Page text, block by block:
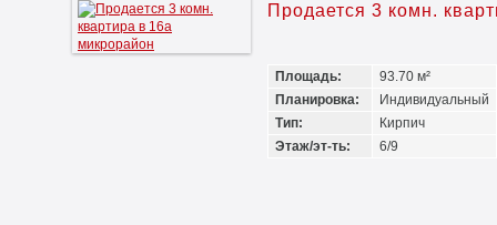
Продается 3 комн.
Площадь:
93.70 м²
Планировка:
Индивидуальный
Тип:
Кирпич
Этаж/эт-ть:
6/9